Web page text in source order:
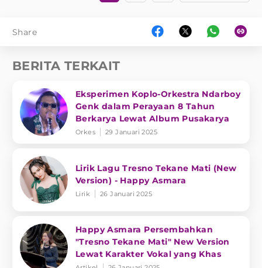
Share
BERITA TERKAIT
Eksperimen Koplo-Orkestra Ndarboy
Genk dalam Perayaan 8 Tahun
Berkarya Lewat Album Pusakarya
Orkes 29 Januari 2025
Lirik Lagu Tresno Tekane Mati (New
Version) - Happy Asmara
Lirik 26 Januari 2025
Happy Asmara Persembahkan
"Tresno Tekane Mati" New Version
Lewat Karakter Vokal yang Khas